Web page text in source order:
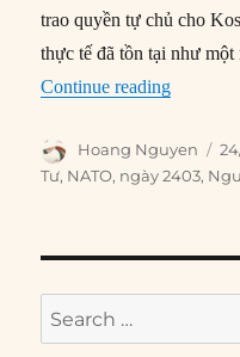
trao quyền tự chủ cho
thực tế đã tồn tại như
Continue reading“24/03/
Author
Hoang Nguyen
on
Tư, NATO, ngày 2403,
Search
for: